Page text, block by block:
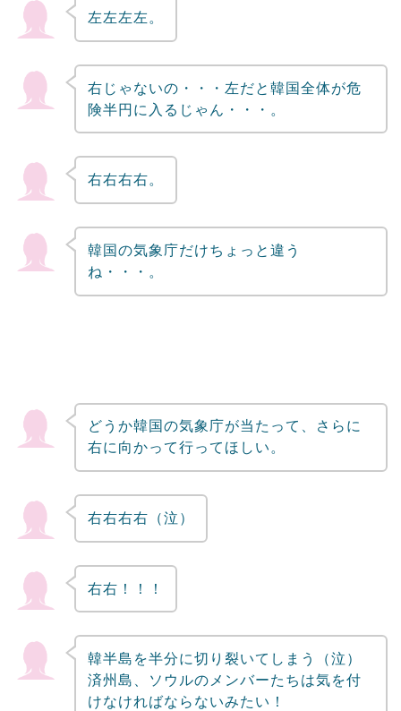
左左左左。
右じゃないの・・・左だと韓国全体が危
険半円に入るじゃん・・・。
右右右右。
韓国の気象庁だけちょっと違う
ね・・・。
どうか韓国の気象庁が当たって、さらに
右に向かって行ってほしい。
右右右右（泣）
右右！！！
韓半島を半分に切り裂いてしまう（泣）
済州島、ソウルのメンバーたちは気を付
けなければならないみたい！